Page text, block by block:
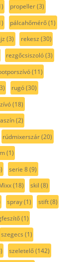
propeller(3)
pálcahőmérő(1)
(3) rekesz (30)
rezgőcsiszoló(3)
(11)
rugó(30)
(18)
(2)
rúdmixerszár(20)
(1)
serie 8(9)
(18) skil (8)
spray(1) stift(8)
(1)
szegecs (1)
szeletelő(142)